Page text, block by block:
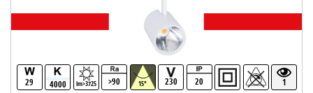
29 4000 lm>3725 >90 15° 230 20 1